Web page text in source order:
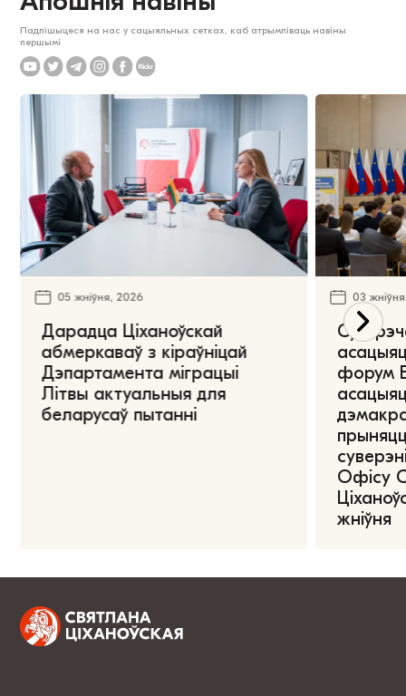
Падпішыцеся на нас у сацыяльных сетках, каб атрымліваць навіны
першымі
05 жніўня, 2026
Дарадца Ціханоўскай
абмеркаваў з кіраўніцай
Дэпартамента міграцыі
Літвы актуальныя для
беларусаў пытанні
03
форум
Офісу
жніўня